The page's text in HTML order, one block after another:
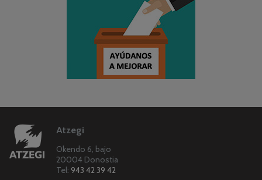
Atzegi
Okendo 6, bajo
20004 Donostia
Tel: 943 42 39 42